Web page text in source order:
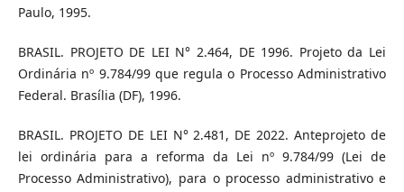
Paulo, 1995.
BRASIL. PROJETO DE LEI N° 2.464, DE 1996. Projeto da Lei
Ordinária nº 9.784/99 que regula o Processo Administrativo
Federal. Brasília (DF), 1996.
BRASIL. PROJETO DE LEI N° 2.481, DE 2022. Anteprojeto de
lei ordinária para a reforma da Lei nº 9.784/99 (Lei de
Processo Administrativo), para o processo administrativo e